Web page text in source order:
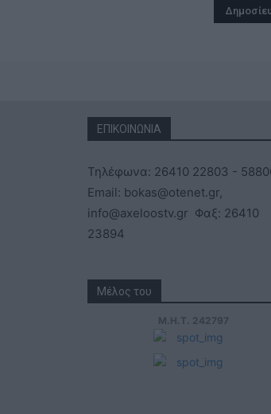
ΕΠΙΚΟΙΝΩΝΙΑ
Τηλέφωνα: 26410 22803 -
Email: bokas@otenet.gr,
info@axeloostv.gr Φαξ: 26410
23894
Μέλος του
Μ.Η.Τ. 242797